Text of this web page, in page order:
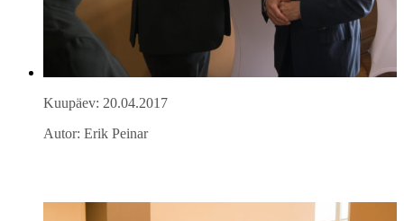
Kuupäev: 20.04.2017
Autor: Erik Peinar